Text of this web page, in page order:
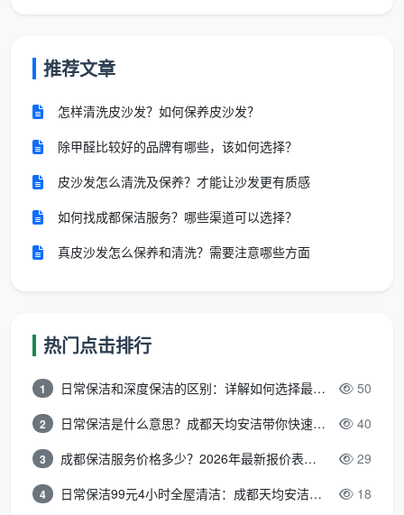
会仔细核对户型图，预先沟通特殊需求，将团购详情页
的价格承诺做到底。这正是它稳居
评价榜的底气来源。
2. 双人成行，分区流水作业
一次高效的开荒并非单打独斗。天均安洁默认派出
双人小组，执行“由上至下、由里到外”的流水线：
A区（厨房卫生间）：高温熏蒸溶解油垢，铲除瓷砖
一刷洗，灯具、开关面板、踢脚线精抹。
C区（玻璃专项）：双面刮洗，去除施工涂料斑点，
3. 隐藏角落的“偏执级”检查
地漏内部……这些日常看不见的地方，恰恰是开荒品质
推荐文章
怎样清洗皮沙发？如何保养皮沙发？
除甲醛比较好的品牌有哪些，该如何选择？
皮沙发怎么清洗及保养？才能让沙发更有质感
如何找成都保洁服务？哪些渠道可以选择？
真皮沙发怎么保养和清洗？需要注意哪些方面
热门点击排行
1 日常保洁和深度保洁的区别：详解如何选择最适合的清洁服务 50
2 日常保洁是什么意思？成都天均安洁带你快速区分“日常vs深度vs开荒” 40
3 成都保洁服务价格多少？2026年最新报价表来了，这一篇看透所有费用 29
4 日常保洁99元4小时全屋清洁：成都天均安洁保洁超值服务全解析 18